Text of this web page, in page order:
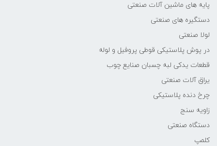
پایه های ماشین آلات صنعتی
دستگیره های صنعتی
لولا صنعتی
در پوش پلاستیکی قوطی پروفیل و لوله
قطعات یدکی لبه چسبان صنایع چوب
یراق آلات صنعتی
چرخ دنده پلاستیکی
زاویه سنج
دستگاه صنعتی
کلمپ